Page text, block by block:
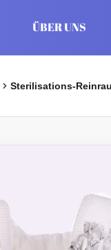
ÜBER UNS
Sterilisations-